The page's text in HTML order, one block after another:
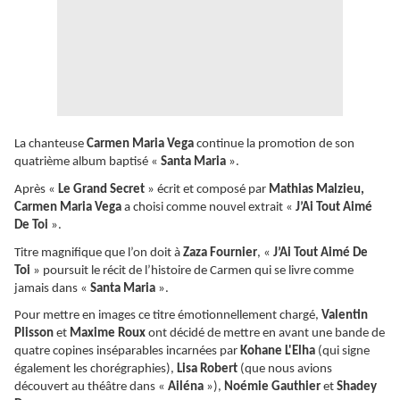
La chanteuse Carmen Maria Vega continue la promotion de son
quatrième album baptisé « Santa Maria ».
Après « Le Grand Secret » écrit et composé par Mathias Malzieu,
Carmen Maria Vega a choisi comme nouvel extrait « J’Ai Tout Aimé
De Toi ».
Titre magnifique que l’on doit à Zaza Fournier, « J’Ai Tout Aimé De
Toi » poursuit le récit de l’histoire de Carmen qui se livre comme
jamais dans « Santa Maria ».
Pour mettre en images ce titre émotionnellement chargé, Valentin
Plisson et Maxime Roux ont décidé de mettre en avant une bande de
quatre copines inséparables incarnées par Kohane L'Elha (qui signe
également les chorégraphies), Lisa Robert (que nous avions
découvert au théâtre dans « Ailéna »), Noémie Gauthier et Shadey